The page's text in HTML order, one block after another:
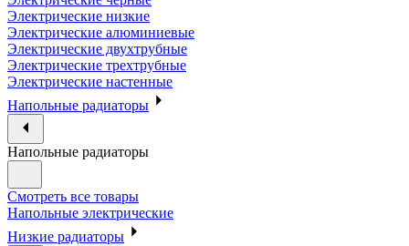
Электрические низкие
Электрические алюминиевые
Электрические двухтрубные
Электрические трехтрубные
Электрические настенные
Напольные радиаторы
Напольные радиаторы
Смотреть все товары
Напольные электрические
Низкие радиаторы